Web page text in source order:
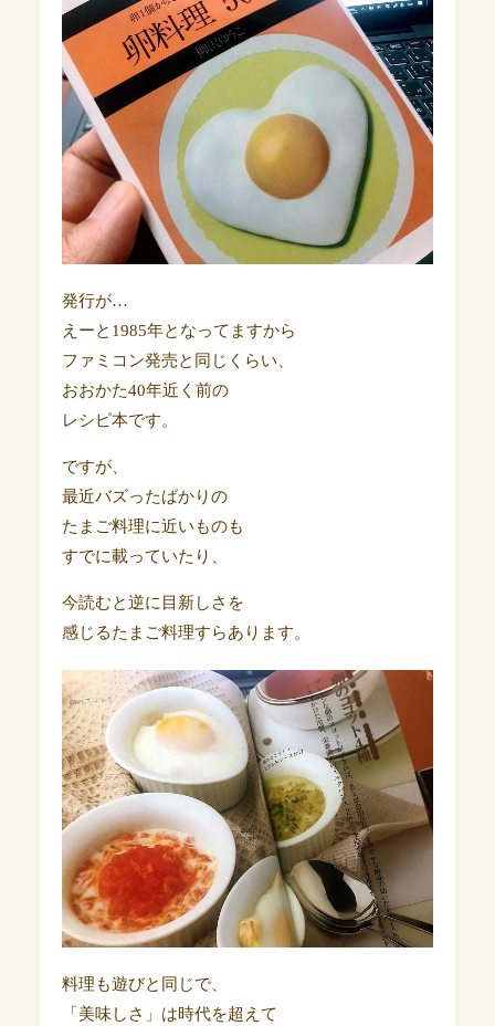
発行が…
えーと1985年となってますから
ファミコン発売と同じくらい、
おおかた40年近く前の
レシピ本です。
ですが、
最近バズったばかりの
たまご料理に近いものも
すでに載っていたり、
今読むと逆に目新しさを
感じるたまご料理すらあります。
料理も遊びと同じで、
「美味しさ」は時代を超えて